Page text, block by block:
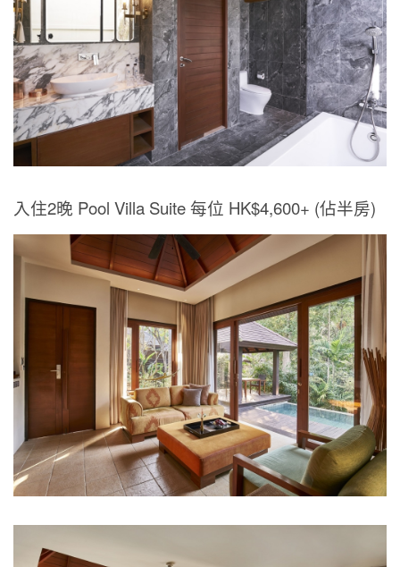
入住2晚 Pool Villa Suite 每位 HK$4,600+ (佔半房)